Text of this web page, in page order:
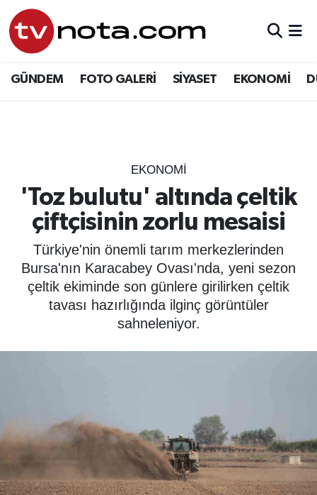
GÜNDEM FOTO GALERİ SİYASET EKONOMİ
EKONOMİ
'Toz bulutu' altında çeltik
çiftçisinin zorlu mesaisi
Türkiye'nin önemli tarım merkezlerinden
Bursa'nın Karacabey Ovası'nda, yeni sezon
çeltik ekiminde son günlere girilirken çeltik
tavası hazırlığında ilginç görüntüler
sahneleniyor.
GÜNDEM
YURT
EĞİTİM
ÖZEL HABER
SAĞLIK
YAŞAM
BİLİM - TEKNOLOJİ
KADIN
Hava Durumu
Son Dakika Haberleri
Haber Arşivi